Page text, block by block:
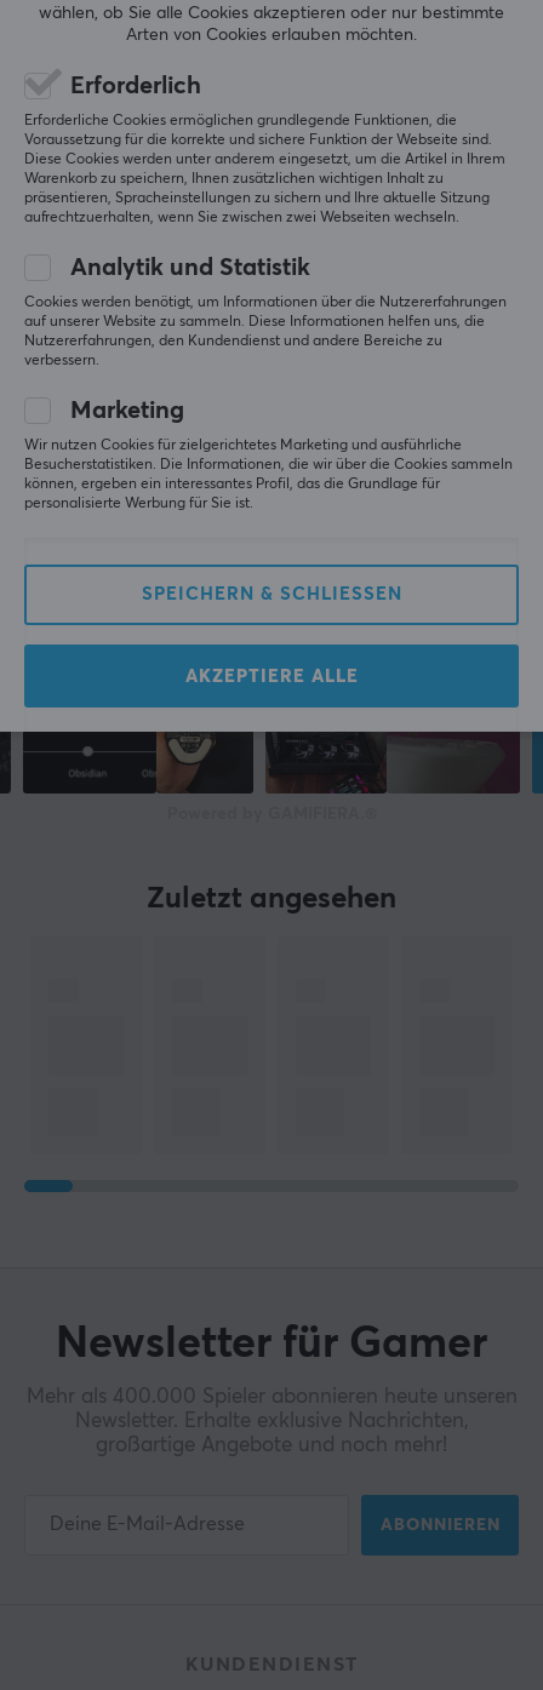
Basierend auf 0 Bewertungen
5
1
0%
GEBE EINE BEWERTUNG AB
Mehr aus unserer
Community
Zuletzt angesehen
Newsletter für Gamer
Mehr als 400.000 Spieler abonnieren heute unseren
Newsletter. Erhalte exklusive Nachrichten,
großartige Angebote und noch mehr!
ABONNIEREN
KUNDENDIENST
wählen, ob Sie alle Cookies akzeptieren oder nur bestimmte
Arten von Cookies erlauben möchten.
Erforderlich
Erforderliche Cookies ermöglichen grundlegende Funktionen, die
Voraussetzung für die korrekte und sichere Funktion der Webseite sind.
Diese Cookies werden unter anderem eingesetzt, um die Artikel in Ihrem
Warenkorb zu speichern, Ihnen zusätzlichen wichtigen Inhalt zu
präsentieren, Spracheinstellungen zu sichern und Ihre aktuelle Sitzung
aufrechtzuerhalten, wenn Sie zwischen zwei Webseiten wechseln.
Analytik und Statistik
Cookies werden benötigt, um Informationen über die Nutzererfahrungen
auf unserer Website zu sammeln. Diese Informationen helfen uns, die
Nutzererfahrungen, den Kundendienst und andere Bereiche zu
verbessern.
Marketing
Wir nutzen Cookies für zielgerichtetes Marketing und ausführliche
Besucherstatistiken. Die Informationen, die wir über die Cookies sammeln
können, ergeben ein interessantes Profil, das die Grundlage für
personalisierte Werbung für Sie ist.
SPEICHERN & SCHLIESSEN
AKZEPTIERE ALLE